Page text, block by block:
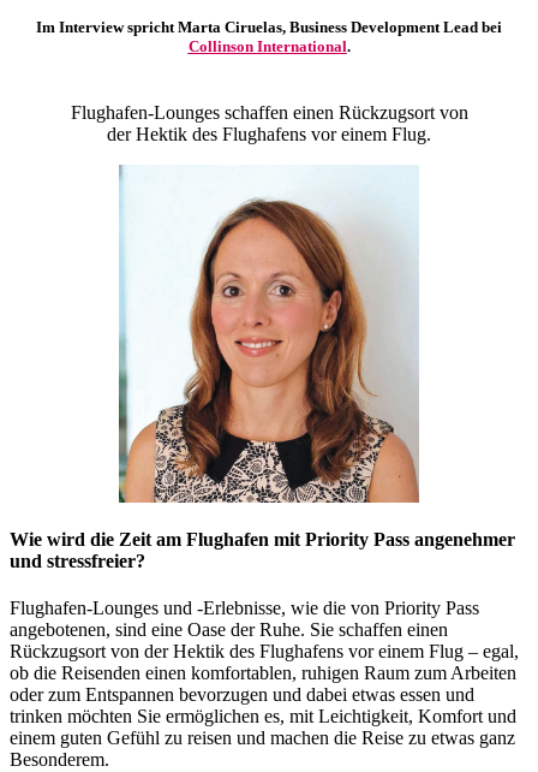
Im Interview spricht Marta Ciruelas, Business Development Lead bei
Collinson International.
Flughafen-Lounges schaffen einen Rückzugsort von
der Hektik des Flughafens vor einem Flug.
Wie wird die Zeit am Flughafen mit Priority Pass angenehmer
und stressfreier?
Flughafen-Lounges und -Erlebnisse, wie die von Priority Pass
angebotenen, sind eine Oase der Ruhe. Sie schaffen einen
Rückzugsort von der Hektik des Flughafens vor einem Flug – egal,
ob die Reisenden einen komfortablen, ruhigen Raum zum Arbeiten
oder zum Entspannen bevorzugen und dabei etwas essen und
trinken möchten Sie ermöglichen es, mit Leichtigkeit, Komfort und
einem guten Gefühl zu reisen und machen die Reise zu etwas ganz
Besonderem.